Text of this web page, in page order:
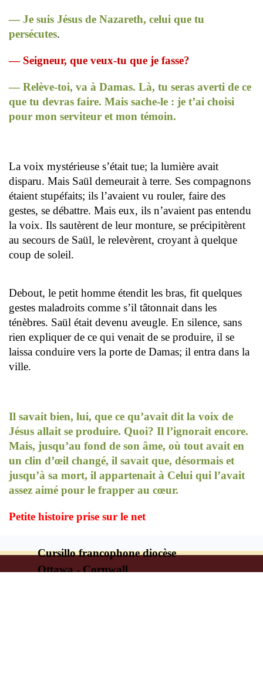
— Je suis Jésus de Nazareth, celui que tu
persécutes.
— Seigneur, que veux-tu que je fasse?
— Relève-toi, va à Damas. Là, tu seras averti de ce
que tu devras faire. Mais sache-le : je t’ai choisi
pour mon serviteur et mon témoin.
La voix mystérieuse s’était tue; la lumière avait
disparu. Mais Saül demeurait à terre. Ses compagnons
étaient stupéfaits; ils l’avaient vu rouler, faire des
gestes, se débattre. Mais eux, ils n’avaient pas entendu
la voix. Ils sautèrent de leur monture, se précipitèrent
au secours de Saül, le relevèrent, croyant à quelque
coup de soleil.
Debout, le petit homme étendit les bras, fit quelques
gestes maladroits comme s’il tâtonnait dans les
ténèbres. Saül était devenu aveugle. En silence, sans
rien expliquer de ce qui venait de se produire, il se
laissa conduire vers la porte de Damas; il entra dans la
ville.
Il savait bien, lui, que ce qu’avait dit la voix de
Jésus allait se produire. Quoi? Il l’ignorait encore.
Mais, jusqu’au fond de son âme, où tout avait en
un clin d’œil changé, il savait que, désormais et
jusqu’à sa mort, il appartenait à Celui qui l’avait
assez aimé pour le frapper au cœur.
Petite histoire prise sur le net
Cursillo francophone diocèse
Ottawa - Cornwall